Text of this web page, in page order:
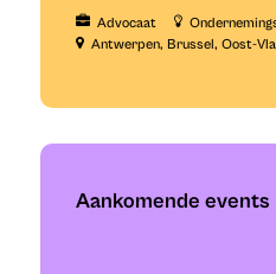
Advocaat
Antwerpen
Brussel Oost-
Aankomende events